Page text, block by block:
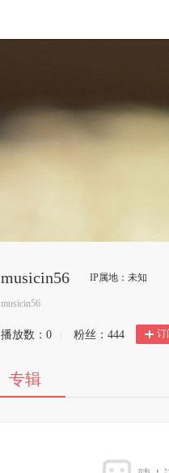
musicin56 IP属地：未知
musicin56
播放数： 0 粉丝： 444 订
专辑